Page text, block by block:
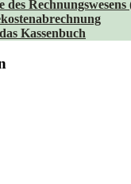
Rechnungswesens
Kassenbuch